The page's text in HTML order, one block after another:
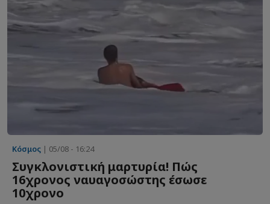
Κόσμος | 05/08 - 16:24
Συγκλονιστική μαρτυρία! Πώς
16χρονος ναυαγοσώστης έσωσε
10χρονο